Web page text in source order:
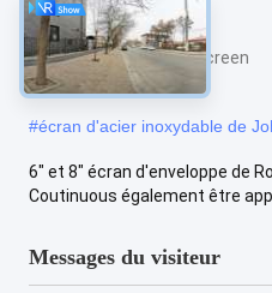
Johnson Vee Wire Screen
#écran d'acier inoxydable de
6" et 8" écran d'enveloppe de
Coutinuous également être
Messages du visiteur